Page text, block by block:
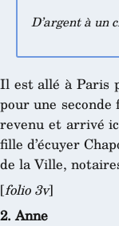
D’argent à un
Il est allé à Paris
pour une
revenu et arrivé
fille d’écuyer
de la Ville,
[folio 3v]
2. Anne